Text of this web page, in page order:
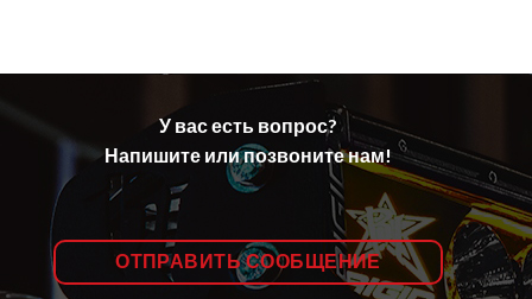
У вас есть вопрос?
Напишите или позвоните нам!
ОТПРАВИТЬ СООБЩЕНИЕ